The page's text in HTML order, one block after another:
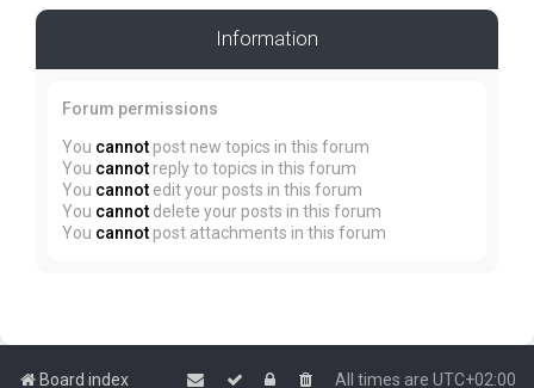
Information
Forum permissions
You cannot post new topics in this forum
You cannot reply to topics in this forum
You cannot edit your posts in this forum
You cannot delete your posts in this forum
You cannot post attachments in this forum
Board index All times are UTC+02:00